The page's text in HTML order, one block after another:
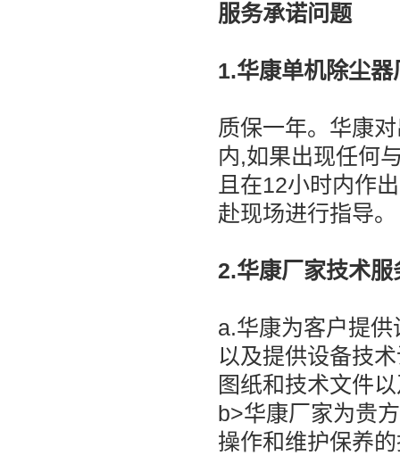
服务承诺问题
1.华康单机除尘
质保一年。华康
内,如果出现任何
且在12小时内作
赴现场进行指导。
2.华康厂家技术服
a.华康为客户提
以及提供设备技
图纸和技术文件
b>华康厂家为贵
操作和维护保养